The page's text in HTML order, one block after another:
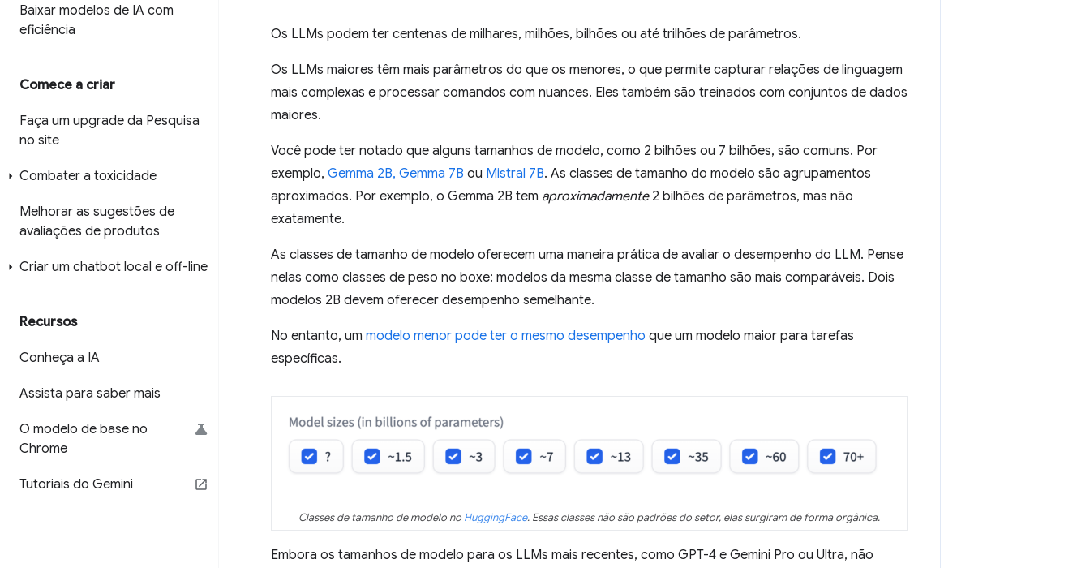
Baixar modelos de IA com
eficiência
Comece a criar
Faça um upgrade da Pesquisa
no site
Combater a toxicidade
Melhorar as sugestões de
avaliações de produtos
Criar um chatbot local e off-line
Recursos
Conheça a IA
Assista para saber mais
O modelo de base no
Chrome
Tutoriais do Gemini
Os LLMs podem ter centenas de milhares, milhões, bilhões ou até trilhões de parâmetros.
Os LLMs maiores têm mais parâmetros do que os menores, o que permite capturar relações de linguagem
mais complexas e processar comandos com nuances. Eles também são treinados com conjuntos de dados
maiores.
Você pode ter notado que alguns tamanhos de modelo, como 2 bilhões ou 7 bilhões, são comuns. Por
exemplo, Gemma 2B, Gemma 7B ou Mistral 7B. As classes de tamanho do modelo são agrupamentos
aproximados. Por exemplo, o Gemma 2B tem aproximadamente2 bilhões de parâmetros, mas não
exatamente.
As classes de tamanho de modelo oferecem uma maneira prática de avaliar o desempenho do LLM. Pense
nelas como classes de peso no boxe: modelos da mesma classe de tamanho são mais comparáveis. Dois
modelos 2B devem oferecer desempenho semelhante.
No entanto, um modelo menor pode ter o mesmo desempenho que um modelo maior para tarefas
específicas.
Classes de tamanho de modelo no HuggingFace. Essas classes não são padrões do setor, elas surgiram de forma orgânica.
Embora os tamanhos de modelo para os LLMs mais recentes, como GPT-4 e Gemini Pro ou Ultra, não